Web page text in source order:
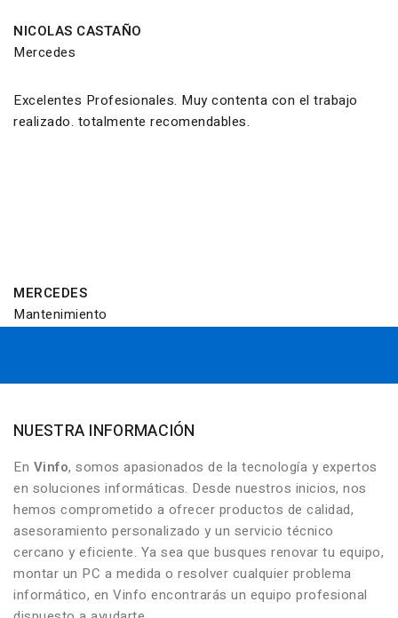
NICOLAS CASTAÑO
Mercedes
Excelentes Profesionales. Muy contenta con el trabajo
realizado. totalmente recomendables.
MERCEDES
Mantenimiento
NUESTRA INFORMACIÓN
En Vinfo, somos apasionados de la tecnología y expertos
en soluciones informáticas. Desde nuestros inicios, nos
hemos comprometido a ofrecer productos de calidad,
asesoramiento personalizado y un servicio técnico
cercano y eficiente. Ya sea que busques renovar tu equipo,
montar un PC a medida o resolver cualquier problema
informático, en Vinfo encontrarás un equipo profesional